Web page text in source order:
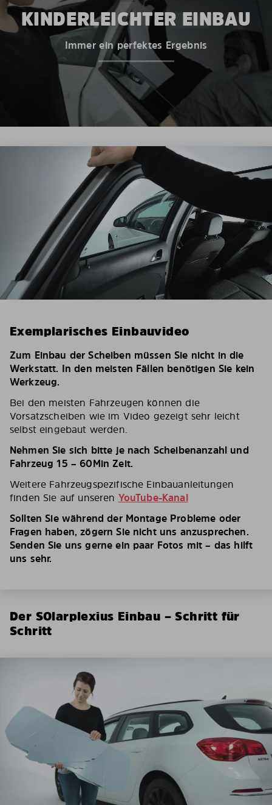
KINDERLEICHTER EINBAU
Immer ein perfektes Ergebnis
Exemplarisches Einbauvideo
Zum Einbau der Scheiben müssen Sie nicht in die
Werkstatt. In den meisten Fällen benötigen Sie kein
Werkzeug.
Bei den meisten Fahrzeugen können die
Vorsatzscheiben wie im Video gezeigt sehr leicht
selbst eingebaut werden.
Nehmen Sie sich bitte je nach Scheibenanzahl und
Fahrzeug 15 – 60Min Zeit.
Weitere Fahrzeugspezifische Einbauanleitungen
finden Sie auf unseren YouTube-Kanal
Sollten Sie während der Montage Probleme oder
Fragen haben, zögern Sie nicht uns anzusprechen.
Senden Sie uns gerne ein paar Fotos mit – das hilft
uns sehr.
Der SOlarplexius Einbau – Schritt für
Schritt